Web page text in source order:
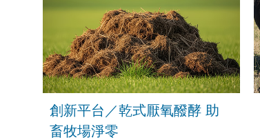
創新平台／乾式厭氧醱酵 助
畜牧場淨零